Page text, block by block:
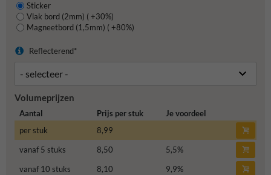
Sticker
Vlak bord (2mm) ( +30%)
Magneetbord (1,5mm) ( +80%)
Reflecterend*
Volumeprijzen
Aantal Prijs per stuk
Je voordeel
per stuk
8,99
vanaf 5 stuks
8,50 5,5%
vanaf 10 stuks
8,10 9,9%